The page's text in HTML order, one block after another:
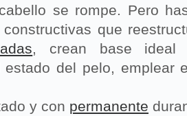
se rompe. Pero
que
, crean base
estado del pelo, emplear
y con permanente